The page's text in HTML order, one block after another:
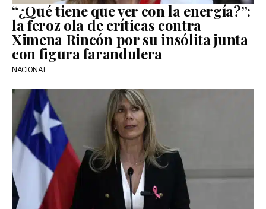
“¿Qué tiene que ver con la energía?”:
la feroz ola de críticas contra
Ximena Rincón por su insólita junta
con figura farandulera
NACIONAL